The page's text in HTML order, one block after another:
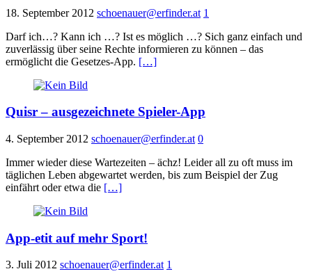
18. September 2012 schoenauer@erfinder.at 1
Darf ich…? Kann ich …? Ist es möglich …? Sich ganz einfach und
zuverlässig über seine Rechte informieren zu können – das
ermöglicht die Gesetzes-App. […]
Quisr – ausgezeichnete Spieler-App
4. September 2012 schoenauer@erfinder.at 0
Immer wieder diese Wartezeiten – ächz! Leider all zu oft muss im
täglichen Leben abgewartet werden, bis zum Beispiel der Zug
einfährt oder etwa die […]
App-etit auf mehr Sport!
3. Juli 2012 schoenauer@erfinder.at 1